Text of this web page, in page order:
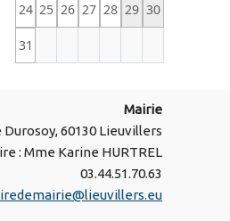
24 25 26 27 28 29 30
31
Mairie
60130 Lieuvillers
: Mme Karine HURTREL
03.44.51.70.63